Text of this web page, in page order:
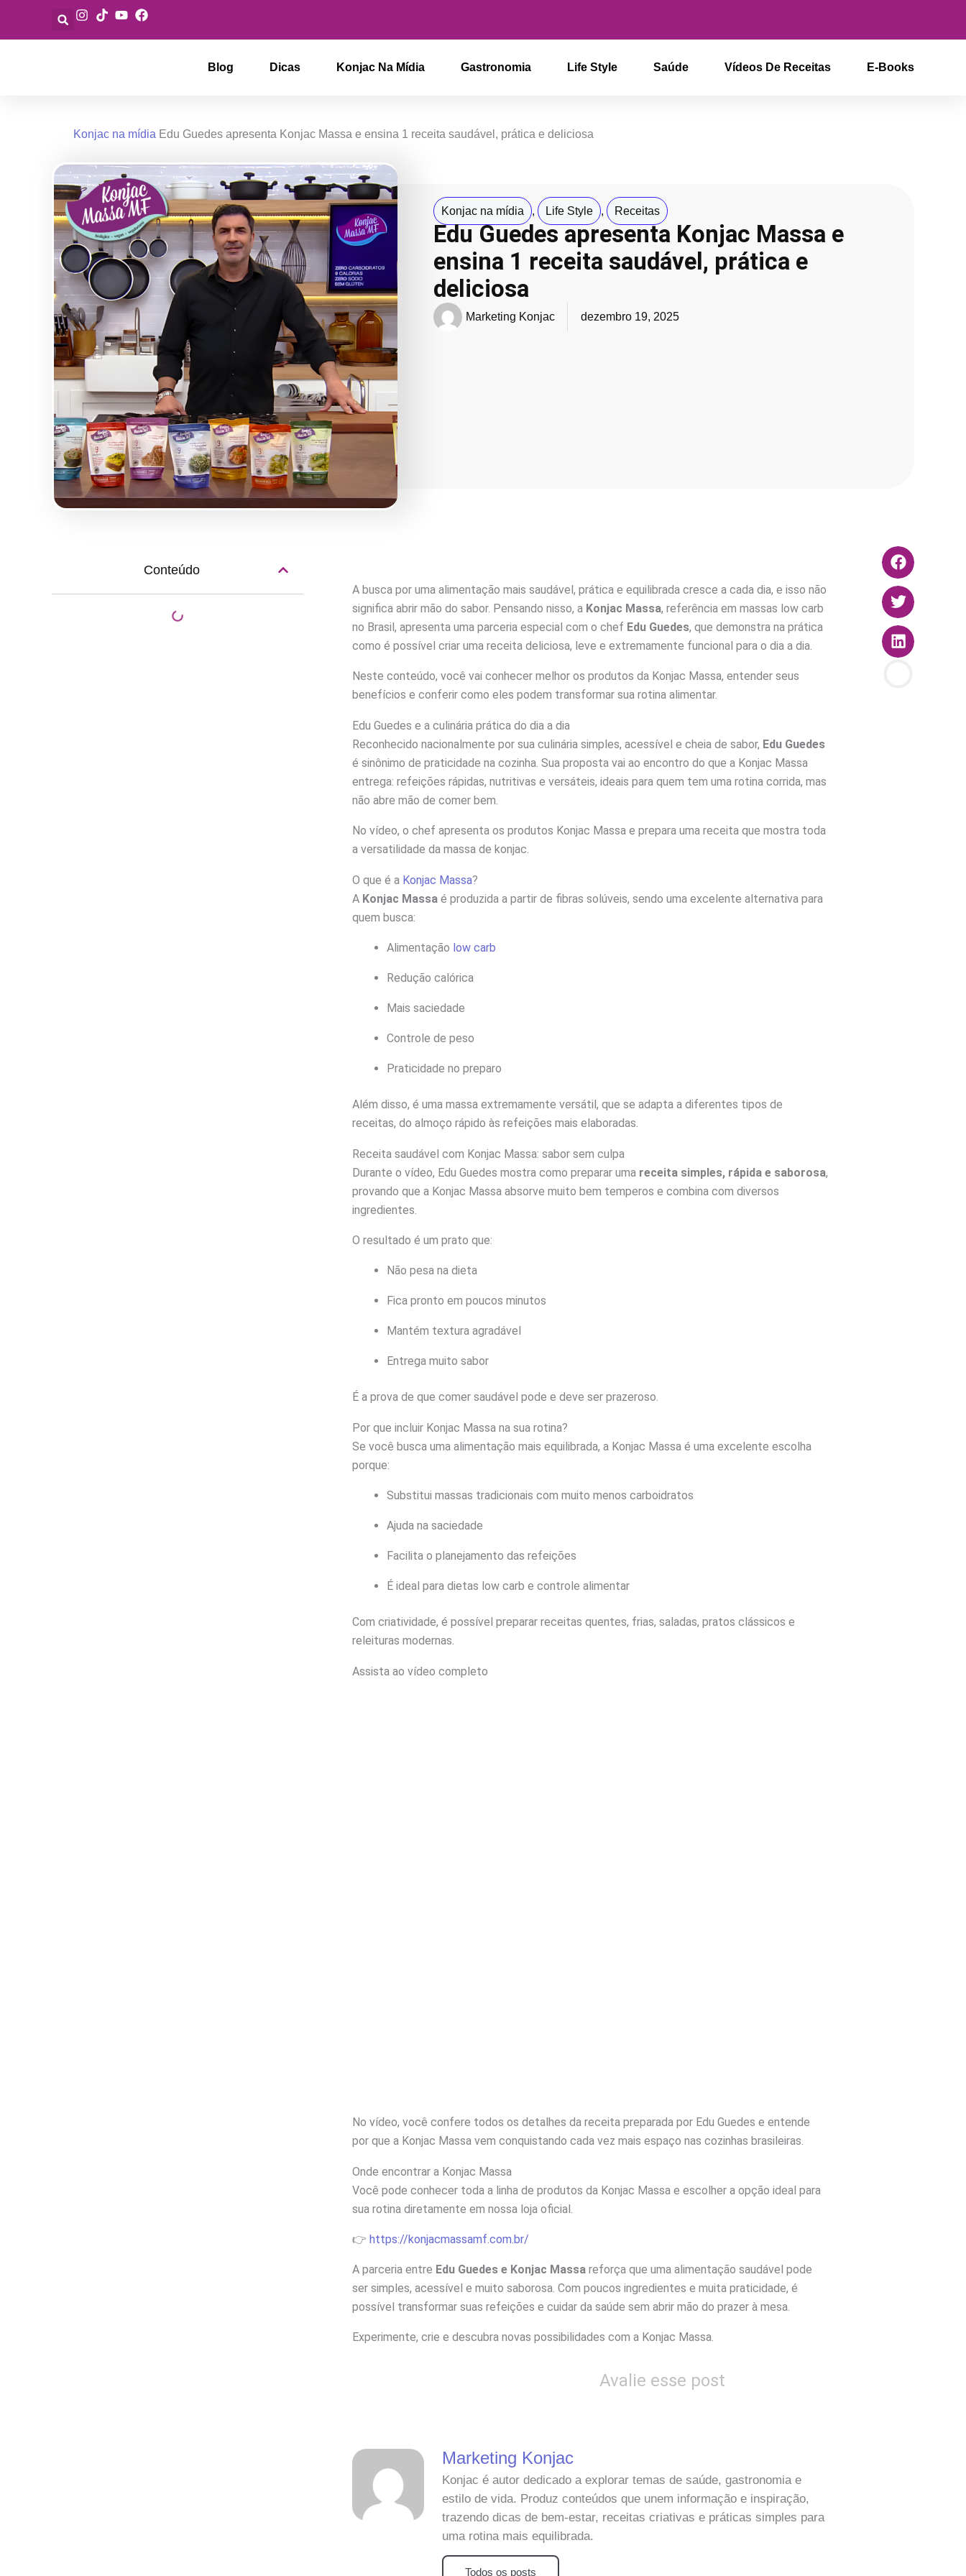
Blog Dicas Konjac Na Mídia Gastronomia Life Style Saúde Vídeos De Receitas E-Books
Konjac na mídia Edu Guedes apresenta Konjac Massa e ensina 1 receita saudável, prática e deliciosa
Konjac na mídia , Life Style , Receitas
Edu Guedes apresenta Konjac Massa e
ensina 1 receita saudável, prática e
deliciosa
Marketing Konjac dezembro 19, 2025
Conteúdo
A busca por uma alimentação mais saudável, prática e equilibrada cresce a cada dia, e isso não
significa abrir mão do sabor. Pensando nisso, a Konjac Massa, referência em massas low carb
no Brasil, apresenta uma parceria especial com o chef Edu Guedes, que demonstra na prática
como é possível criar uma receita deliciosa, leve e extremamente funcional para o dia a dia.
Neste conteúdo, você vai conhecer melhor os produtos da Konjac Massa, entender seus
benefícios e conferir como eles podem transformar sua rotina alimentar.
Edu Guedes e a culinária prática do dia a dia
Reconhecido nacionalmente por sua culinária simples, acessível e cheia de sabor, Edu Guedes
é sinônimo de praticidade na cozinha. Sua proposta vai ao encontro do que a Konjac Massa
entrega: refeições rápidas, nutritivas e versáteis, ideais para quem tem uma rotina corrida, mas
não abre mão de comer bem.
No vídeo, o chef apresenta os produtos Konjac Massa e prepara uma receita que mostra toda
a versatilidade da massa de konjac.
O que é a Konjac Massa?
A Konjac Massa é produzida a partir de fibras solúveis, sendo uma excelente alternativa para
quem busca:
Alimentação low carb
Redução calórica
Mais saciedade
Controle de peso
Praticidade no preparo
Além disso, é uma massa extremamente versátil, que se adapta a diferentes tipos de
receitas, do almoço rápido às refeições mais elaboradas.
Receita saudável com Konjac Massa: sabor sem culpa
Durante o vídeo, Edu Guedes mostra como preparar uma receita simples, rápida e saborosa,
provando que a Konjac Massa absorve muito bem temperos e combina com diversos
ingredientes.
O resultado é um prato que:
Não pesa na dieta
Fica pronto em poucos minutos
Mantém textura agradável
Entrega muito sabor
É a prova de que comer saudável pode e deve ser prazeroso.
Por que incluir Konjac Massa na sua rotina?
Se você busca uma alimentação mais equilibrada, a Konjac Massa é uma excelente escolha
porque:
Substitui massas tradicionais com muito menos carboidratos
Ajuda na saciedade
Facilita o planejamento das refeições
É ideal para dietas low carb e controle alimentar
Com criatividade, é possível preparar receitas quentes, frias, saladas, pratos clássicos e
releituras modernas.
Assista ao vídeo completo
No vídeo, você confere todos os detalhes da receita preparada por Edu Guedes e entende
por que a Konjac Massa vem conquistando cada vez mais espaço nas cozinhas brasileiras.
Onde encontrar a Konjac Massa
Você pode conhecer toda a linha de produtos da Konjac Massa e escolher a opção ideal para
sua rotina diretamente em nossa loja oficial.
👉 https://konjacmassamf.com.br/
A parceria entre Edu Guedes e Konjac Massa reforça que uma alimentação saudável pode
ser simples, acessível e muito saborosa. Com poucos ingredientes e muita praticidade, é
possível transformar suas refeições e cuidar da saúde sem abrir mão do prazer à mesa.
Experimente, crie e descubra novas possibilidades com a Konjac Massa.
Avalie esse post
Marketing Konjac
Konjac é autor dedicado a explorar temas de saúde, gastronomia e
estilo de vida. Produz conteúdos que unem informação e inspiração,
trazendo dicas de bem-estar, receitas criativas e práticas simples para
uma rotina mais equilibrada.
Todos os posts